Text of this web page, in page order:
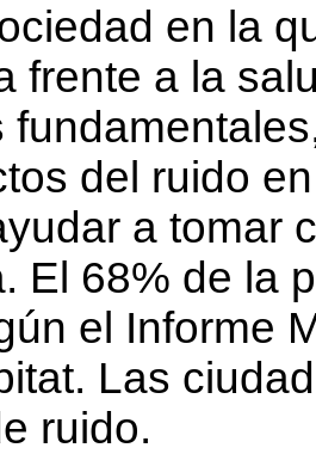
en la
frente a la
del ruido
a tomar
El 68% de la
el Informe
Las
ruido.